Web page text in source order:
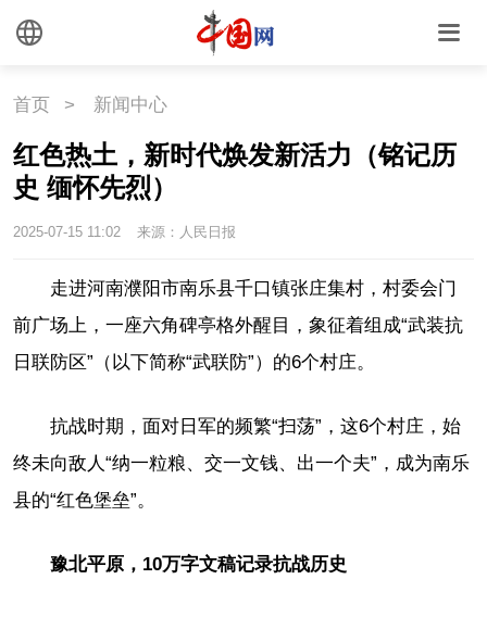
首页 > 新闻中心
红色热土，新时代焕发新活力（铭记历
史 缅怀先烈）
2025-07-15 11:02 来源：人民日报
走进河南濮阳市南乐县千口镇张庄集村，村委会门
前广场上，一座六角碑亭格外醒目，象征着组成“武装抗
日联防区”（以下简称“武联防”）的6个村庄。
抗战时期，面对日军的频繁“扫荡”，这6个村庄，始
终未向敌人“纳一粒粮、交一文钱、出一个夫”，成为南乐
县的“红色堡垒”。
豫北平原，10万字文稿记录抗战历史